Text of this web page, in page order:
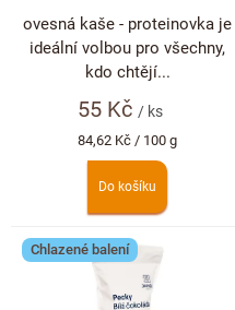
u
55 Kč/ ks
Měrná
cena:
84,62 Kč / 100 g
Do košíku
ovesná kaše - proteinovka je
ideální volbou pro všechny,
kdo chtějí...
Chlazené balení